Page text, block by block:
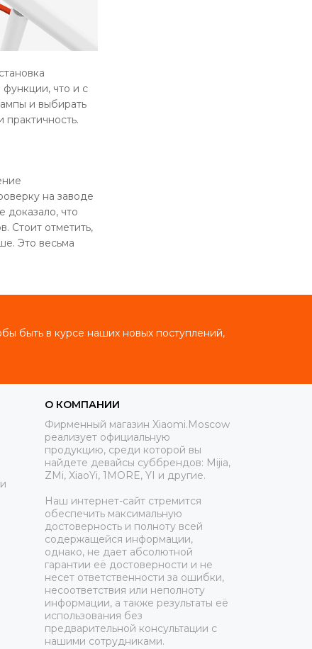
что и с
и выбирать
на заводе
доказало, что
Стоит отметить,
Это весьма
быть в курсе наших новых поступлений,
О КОМПАНИИ
Фирменный магазин Xiaomi.Moscow
реализует официальную
продукцию, среди которой вы
найдете девайсы суббрендов: Mijia,
ZMi, XiaoYi, 1MORE, YI и другие.
Наш интернет-сайт стремится
обеспечить максимальную
достоверность и полноту всей
содержащейся информации,
однако, не дает абсолютной
гарантии её достоверности и не
несет ответственности за ошибки,
несоответствия или неполноту
информации, а также результаты её
использования без
предварительной консультации с
нашими сотрудниками.